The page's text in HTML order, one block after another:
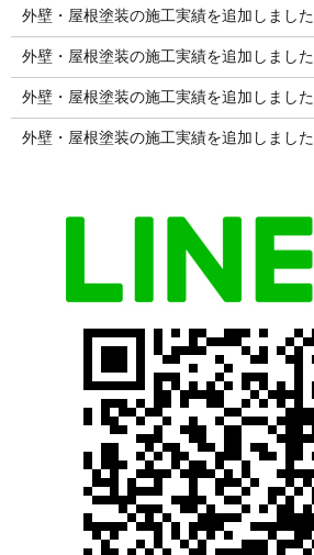
外壁・屋根塗装の施工実績を追加しました
外壁・屋根塗装の施工実績を追加しました
外壁・屋根塗装の施工実績を追加しました
外壁・屋根塗装の施工実績を追加しました